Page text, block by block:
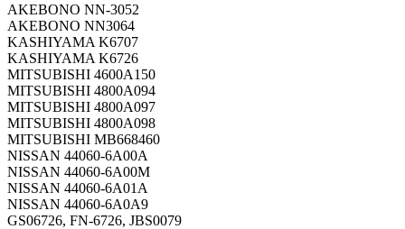
AKEBONO NN-3052
AKEBONO NN3064
KASHIYAMA K6707
KASHIYAMA K6726
MITSUBISHI 4600A150
MITSUBISHI 4800A094
MITSUBISHI 4800A097
MITSUBISHI 4800A098
MITSUBISHI MB668460
NISSAN 44060-6A00A
NISSAN 44060-6A00M
NISSAN 44060-6A01A
NISSAN 44060-6A0A9
GS06726, FN-6726, JBS0079